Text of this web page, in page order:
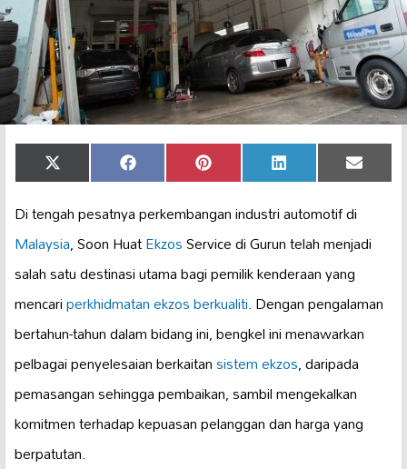
Share
on
X
(Twitter)
Share
on
Facebook Share
on
Pinterest Share
on
LinkedIn Share
on
Email
Di tengah pesatnya perkembangan industri automotif di
Malaysia, Soon HuatEkzosService di Gurun telah menjadi
salah satu destinasi utama bagi pemilik kenderaan yang
mencariperkhidmatan ekzos berkualiti. Dengan pengalaman
bertahun-tahun dalam bidang ini, bengkel ini menawarkan
pelbagai penyelesaian berkaitansistem ekzos, daripada
pemasangan sehingga pembaikan, sambil mengekalkan
komitmen terhadap kepuasan pelanggan dan harga yang
berpatutan.